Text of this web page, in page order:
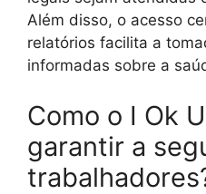
Além disso, o acesso
relatórios facilita a
informadas sobre a
Como o I Ok
garantir a